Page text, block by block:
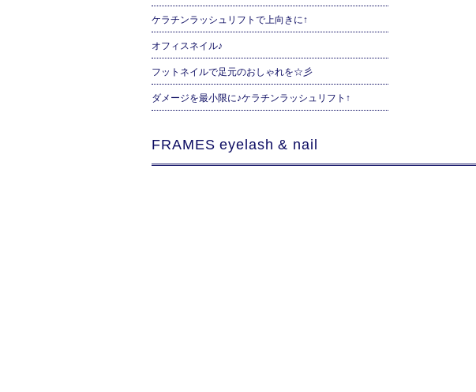
ケラチンラッシュリフトで上向きに↑
オフィスネイル♪
フットネイルで足元のおしゃれを☆彡
ダメージを最小限に♪ケラチンラッシュリフト↑
FRAMES eyelash & nail